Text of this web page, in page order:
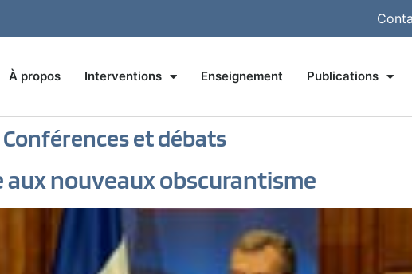
À propos Interventions Enseignement Publications
Conférences et débats
aux nouveaux obscurantisme